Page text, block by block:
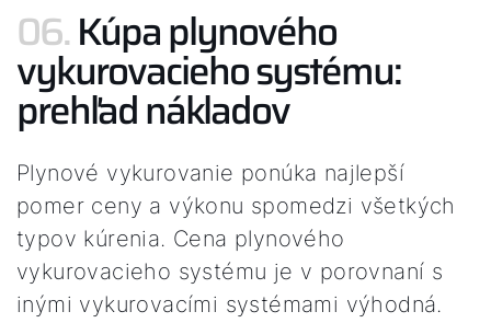
06.Kúpa plynového
vykurovacieho systému:
prehľad nákladov
Plynové vykurovanie ponúka najlepší
pomer ceny a výkonu spomedzi všetkých
typov kúrenia. Cena plynového
vykurovacieho systému je v porovnaní s
inými vykurovacími systémami výhodná.